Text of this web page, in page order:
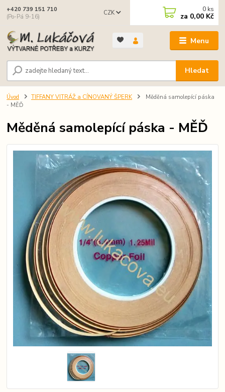
Menu
CZK
Hledat
+420 739 151 710
(Po-Pá 9-16)
0 ks
za 0,00 Kč
Úvod TIFFANY VITRÁŽ a CÍNOVANÝ ŠPERK
Měděná samolepící páska
- MĚĎ
Měděná samolepící páska - MĚĎ